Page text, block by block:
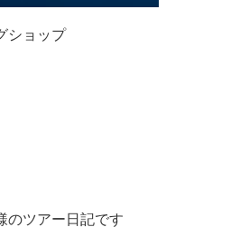
ショップ
のツアー日記です